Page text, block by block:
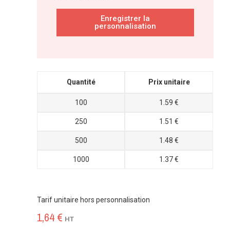
Enregistrer la
personnalisation
Quantité Prix unitaire
100 1.59 €
250 1.51 €
500 1.48 €
1000 1.37 €
Tarif unitaire hors personnalisation
1,64 € HT